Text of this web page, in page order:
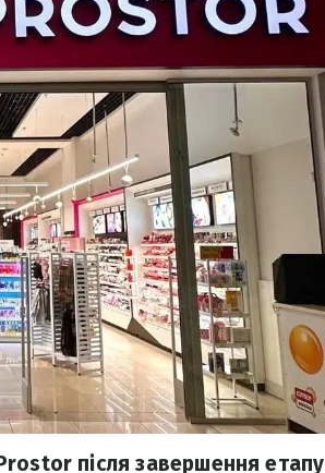
після завершення етапу